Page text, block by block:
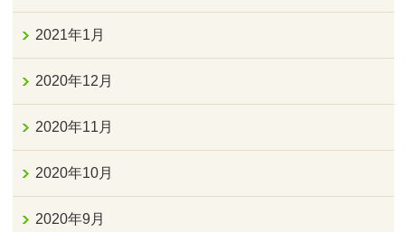
2021年1月
2020年12月
2020年11月
2020年10月
2020年9月